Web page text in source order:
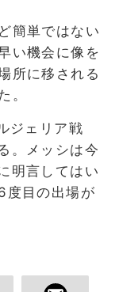
簡単ではない
い機会に像を
所に移される
。
ジェリア戦
。メッシは今
明言してはい
度目の出場が